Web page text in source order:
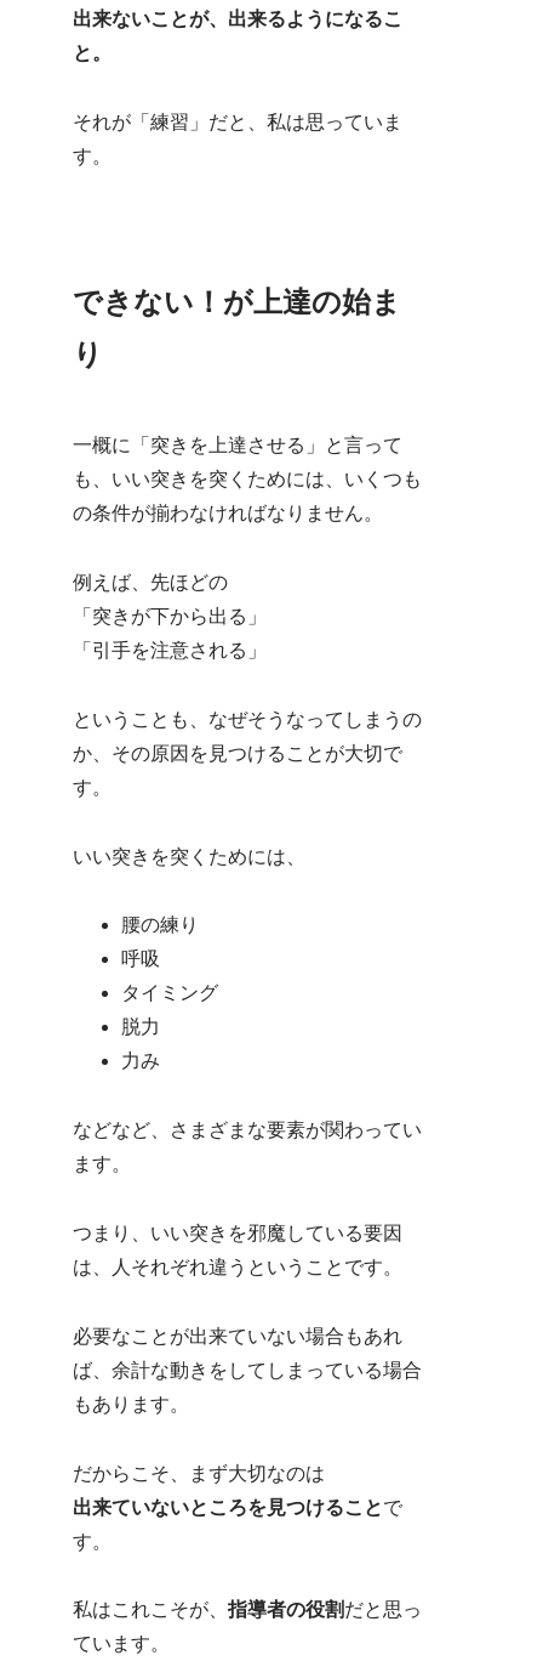
出来ないことが、出来るようになるこ
と。
それが「練習」だと、私は思っていま
す。
できない！が上達の始ま
り
一概に「突きを上達させる」と言って
も、いい突きを突くためには、いくつも
の条件が揃わなければなりません。
例えば、先ほどの
「突きが下から出る」
「引手を注意される」
ということも、なぜそうなってしまうの
か、その原因を見つけることが大切で
す。
いい突きを突くためには、
腰の練り
呼吸
タイミング
脱力
力み
などなど、さまざまな要素が関わってい
ます。
つまり、いい突きを邪魔している要因
は、人それぞれ違うということです。
必要なことが出来ていない場合もあれ
ば、余計な動きをしてしまっている場合
もあります。
だからこそ、まず大切なのは
出来ていないところを見つけることで
す。
私はこれこそが、指導者の役割だと思っ
ています。